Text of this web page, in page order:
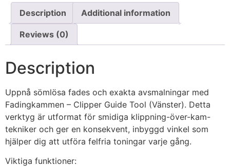
Description Additional information
Reviews (0)
Description
Uppnå sömlösa fades och exakta avsmalningar med
Fadingkammen – Clipper Guide Tool (Vänster). Detta
verktyg är utformat för smidiga klippning-över-kam-
tekniker och ger en konsekvent, inbyggd vinkel som
hjälper dig att utföra felfria toningar varje gång.
Viktiga funktioner: